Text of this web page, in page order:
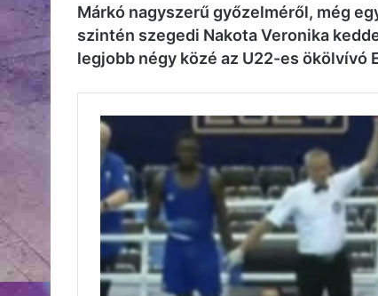
Márkó nagyszerű győzelméről, még
szintén szegedi Nakota Veronika
legjobb négy közé az U22-es ökölvívó